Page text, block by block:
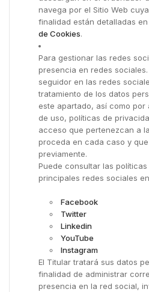
navega por el Sitio Web
finalidad están detalladas
de Cookies.
Para gestionar las redes
presencia en redes
seguidor en las redes
tratamiento de los datos
este apartado, así como por
de uso, políticas de
acceso que pertenezcan a
proceda en cada caso y
previamente.
Puede consultar las
principales redes sociales
Facebook
Twitter
Linkedin
YouTube
Instagram
El Titular tratará sus datos
finalidad de administrar
presencia en la red social,